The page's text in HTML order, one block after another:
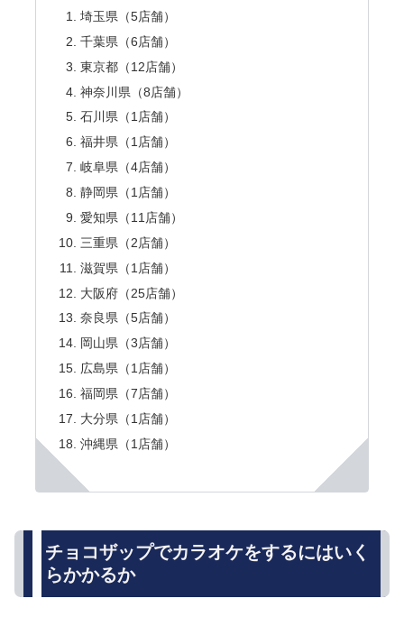
埼玉県（5店舗）
千葉県（6店舗）
東京都（12店舗）
神奈川県（8店舗）
石川県（1店舗）
福井県（1店舗）
岐阜県（4店舗）
静岡県（1店舗）
愛知県（11店舗）
三重県（2店舗）
滋賀県（1店舗）
大阪府（25店舗）
奈良県（5店舗）
岡山県（3店舗）
広島県（1店舗）
福岡県（7店舗）
大分県（1店舗）
沖縄県（1店舗）
チョコザップでカラオケをするにはいく
らかかるか